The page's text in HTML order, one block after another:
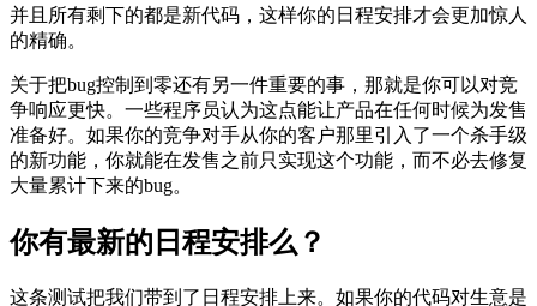
并且所有剩下的都是新代码，这样你的日程安排才会更加惊人
的精确。
关于把bug控制到零还有另一件重要的事，那就是你可以对竞
争响应更快。一些程序员认为这点能让产品在任何时候为发售
准备好。如果你的竞争对手从你的客户那里引入了一个杀手级
的新功能，你就能在发售之前只实现这个功能，而不必去修复
大量累计下来的bug。
你有最新的日程安排么？
这条测试把我们带到了日程安排上来。如果你的代码对生意是